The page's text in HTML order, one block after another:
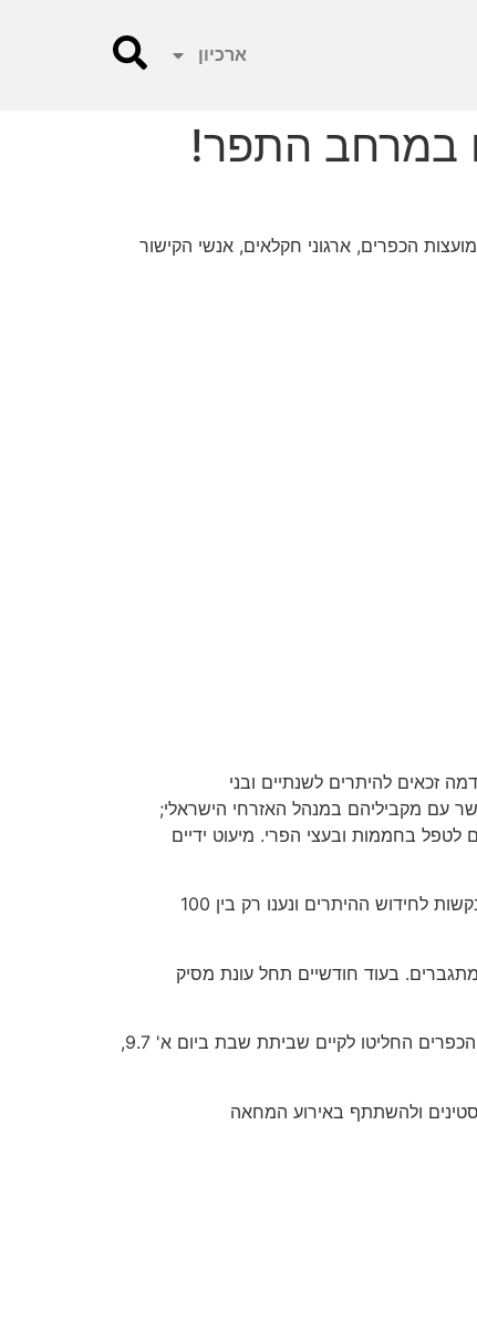
ארכיון
במרחב התפר!
להשתתף בשביתת שבת ליד השער החקלאי מס.623 בהשתתפות נציגי מועצות הכפרים, ארגוני חקלאים, אנשי הקישור
זכאים להיתרים לשנתיים ובני
עם מקביליהם במנהל האזרחי הישראלי;
בחממות ובעצי הפרי. מיעוט ידיים
לפני חודש המת"קים הישראלי והפלסטיני הגיעו להסכמות לגבי הנפקת היתרי הכניסהלמרחב התפר; מאז הוגשו כ- 3,000 בקשות לחידוש ההיתרים ונענו רק בין 100
בעוד חודשיים תחל עונת מסיק
חקלאי הכפרים דיר אל-ע'וסון ועתיל הגישו 350 בקשות כניסה למרחב התפר, אושרו שתיבקשות בלבד. בעקבות כך, חקלאי הכפרים החליטו לקיים שביתת שבת ביום א' 9.7,
ולהשתתף באירוע המחאה